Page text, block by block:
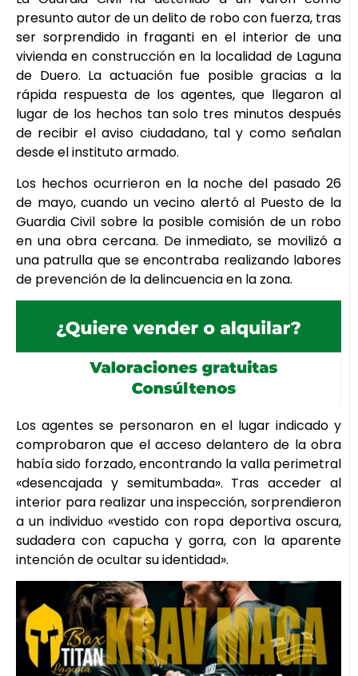
presunto autor de un delito de robo con fuerza, tras
ser sorprendido in fraganti en el interior de una
vivienda en construcción en la localidad de Laguna
de Duero. La actuación fue posible gracias a la
rápida respuesta de los agentes, que llegaron al
lugar de los hechos tan solo tres minutos después
de recibir el aviso ciudadano, tal y como señalan
desde el instituto armado.
Los hechos ocurrieron en la noche del pasado 26
de mayo, cuando un vecino alertó al Puesto de la
Guardia Civil sobre la posible comisión de un robo
en una obra cercana. De inmediato, se movilizó a
una patrulla que se encontraba realizando labores
de prevención de la delincuencia en la zona.
Los agentes se personaron en el lugar indicado y
comprobaron que el acceso delantero de la obra
había sido forzado, encontrando la valla perimetral
«desencajada y semitumbada». Tras acceder al
interior para realizar una inspección, sorprendieron
a un individuo «vestido con ropa deportiva oscura,
sudadera con capucha y gorra, con la aparente
intención de ocultar su identidad».